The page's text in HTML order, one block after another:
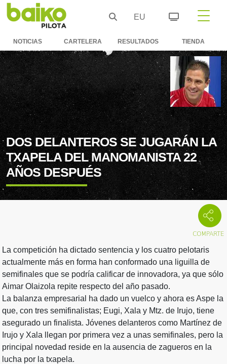
EU
NOTICIAS CARTELERA RESULTADOS TIENDA
DOS DELANTEROS SE JUGARÁN LA
TXAPELA DEL MANOMANISTA 22
AÑOS DESPUÉS
La competición ha dictado sentencia y los cuatro pelotaris
actualmente más en forma han conformado una liguilla de
semifinales que se podría calificar de innovadora, ya que sólo
Aimar Olaizola repite respecto del año pasado.
La balanza empresarial ha dado un vuelco y ahora es Aspe la
que, con tres semifinalistas; Eugi, Xala y Mtz. de Irujo, tiene
asegurado un finalista. Jóvenes delanteros como Martínez de
Irujo y Xala llegan por primera vez a unas semifinales, pero la
principal novedad reside en la ausencia de zagueros en la
lucha por la txapela.